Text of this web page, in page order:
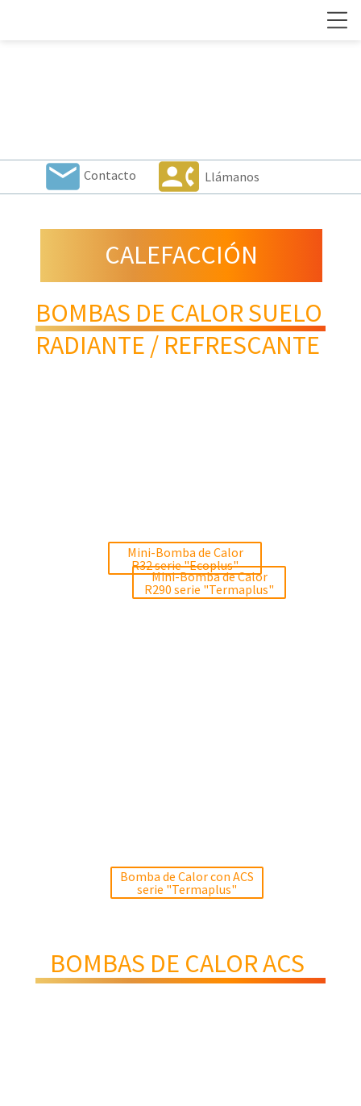
contact_phone Llámanos
local_post_office Contacto
CALEFACCIÓN
BOMBAS DE CALOR SUELO
RADIANTE / REFRESCANTE
Mini-Bomba de Calor
R32 serie "Ecoplus"
Mini-Bomba de Calor
R290 serie "Termaplus"
Bomba de Calor con ACS
serie "Termaplus"
BOMBAS DE CALOR ACS